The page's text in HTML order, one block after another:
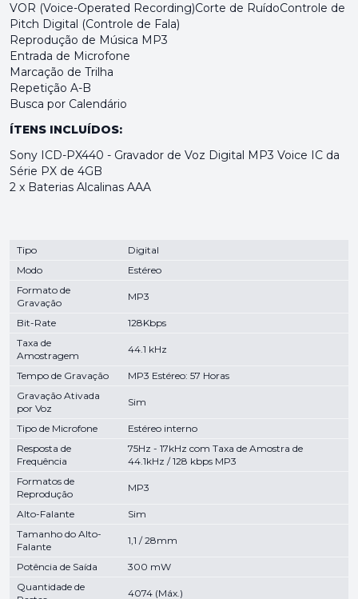
VOR (Voice-Operated Recording)Corte de RuídoControle de
Pitch Digital (Controle de Fala)
Reprodução de Música MP3
Entrada de Microfone
Marcação de Trilha
Repetição A-B
Busca por Calendário
ÍTENS INCLUÍDOS:
Sony ICD-PX440 - Gravador de Voz Digital MP3 Voice IC da
Série PX de 4GB
2 x Baterias Alcalinas AAA
Tipo
Digital
Modo
Estéreo
Formato de
Gravação
MP3
Bit-Rate
128Kbps
Taxa de
Amostragem
44.1 kHz
Tempo de Gravação
MP3 Estéreo: 57 Horas
Gravação Ativada
por Voz
Sim
Tipo de Microfone
Estéreo interno
Resposta de
Frequência
75Hz - 17kHz com Taxa de Amostra de
44.1kHz / 128 kbps MP3
Formatos de
Reprodução
MP3
Alto-Falante
Sim
Tamanho do Alto-
Falante
1,1 / 28mm
Potência de Saída
300 mW
Quantidade de
4074 (Máx.)